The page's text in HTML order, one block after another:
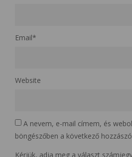
Email*
Website
A nevem, e-mail címem, és
böngészőben a következő
Kérjük, adja meg a választ